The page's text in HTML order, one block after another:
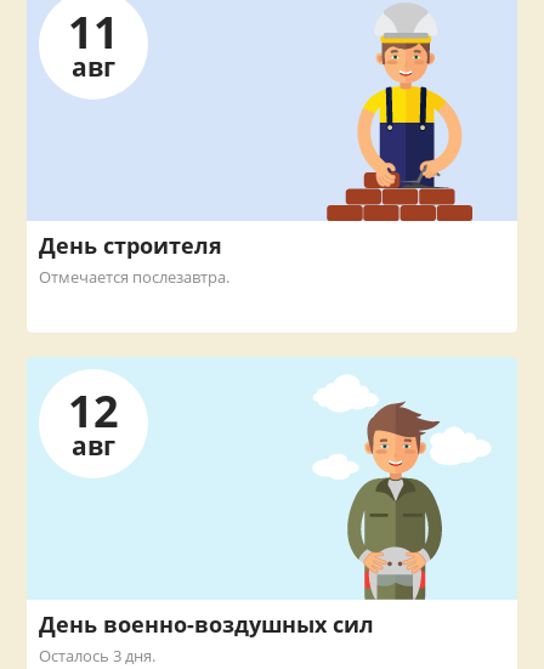
11
авг
День строителя
Отмечается послезавтра.
12
авг
День военно-воздушных сил
Осталось 3 дня.